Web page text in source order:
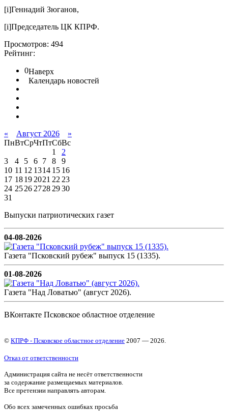
[i]Геннадий Зюганов,
[i]Председатель ЦК КПРФ.
Просмотров: 494
Рейтинг:
0Наверх
Календарь новостей
« Август 2026
»
ПнВтСрЧтПтСбВс
1
2
3
4 5 6 7 8
9
10 11 12 1314 15 16
17 18192021 2223
24 252627282930
31
Выпуски патриотических газет
04-08-2026
Газета "Псковский рубеж" выпуск 15 (1335).
01-08-2026
Газета "Над Ловатью" (август 2026).
ВКонтакте Псковское областное отделение
© КПРФ - Псковское областное отделение 2007 — 2026.
Отказ от ответственности
Администрация сайта не несёт ответственности
за содержание размещаемых материалов.
Все претензии направлять авторам.
Обо всех замеченных ошибках просьба